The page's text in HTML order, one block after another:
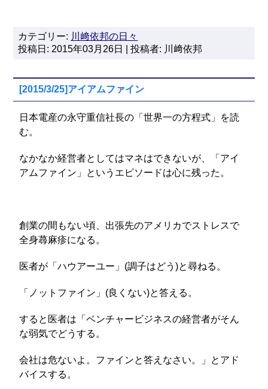
カテゴリー: 川﨑依邦の日々
投稿日: 2015年03月26日 | 投稿者: 川﨑依邦
[2015/3/25]アイアムファイン
日本電産の永守重信社長の「世界一の方程式」を読
む。
なかなか経営者としてはマネはできないが、「アイ
アムファイン」というエピソードは心に残った。
創業の間もない頃、出張先のアメリカでストレスで
全身蕁麻疹になる。
医者が「ハウアーユー」(調子はどう)と尋ねる。
「ノットファイン」(良くない)と答える。
すると医者は「ベンチャービジネスの経営者がそん
な弱気でどうする。
会社は危ないよ。ファインと答えなさい。」とアド
バイスする。